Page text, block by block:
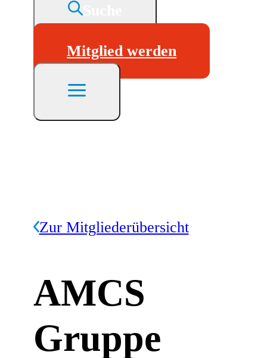
Mitglied werden
Zur Mitgliederübersicht
AMCS
Gruppe